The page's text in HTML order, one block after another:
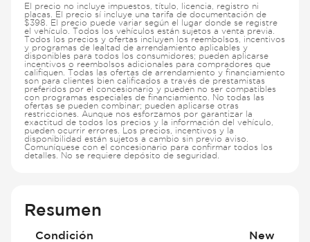
El precio no incluye impuestos, título, licencia, registro ni
placas. El precio sí incluye una tarifa de documentación de
$398. El precio puede variar según el lugar donde se registre
el vehículo. Todos los vehículos están sujetos a venta previa.
Todos los precios y ofertas incluyen los reembolsos, incentivos
y programas de lealtad de arrendamiento aplicables y
disponibles para todos los consumidores; pueden aplicarse
incentivos o reembolsos adicionales para compradores que
califiquen. Todas las ofertas de arrendamiento y financiamiento
son para clientes bien calificados a través de prestamistas
preferidos por el concesionario y pueden no ser compatibles
con programas especiales de financiamiento. No todas las
ofertas se pueden combinar; pueden aplicarse otras
restricciones. Aunque nos esforzamos por garantizar la
exactitud de todos los precios y la información del vehículo,
pueden ocurrir errores. Los precios, incentivos y la
disponibilidad están sujetos a cambio sin previo aviso.
Comuníquese con el concesionario para confirmar todos los
detalles. No se requiere depósito de seguridad.
Resumen
Condición New